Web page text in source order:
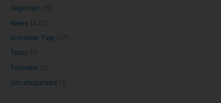
Allgemein
News
schneller Tipp
Tests
Tutorials
Uncategorized